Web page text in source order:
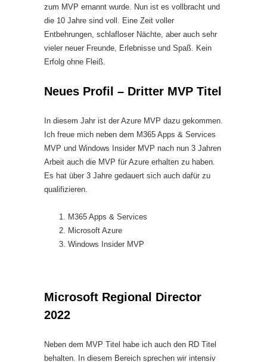
zum MVP ernannt wurde. Nun ist es vollbracht und
die 10 Jahre sind voll. Eine Zeit voller
Entbehrungen, schlafloser Nächte, aber auch sehr
vieler neuer Freunde, Erlebnisse und Spaß. Kein
Erfolg ohne Fleiß.
Neues Profil – Dritter MVP Titel
In diesem Jahr ist der Azure MVP dazu gekommen.
Ich freue mich neben dem M365 Apps & Services
MVP und Windows Insider MVP nach nun 3 Jahren
Arbeit auch die MVP für Azure erhalten zu haben.
Es hat über 3 Jahre gedauert sich auch dafür zu
qualifizieren.
M365 Apps & Services
Microsoft Azure
Windows Insider MVP
Microsoft Regional Director
2022
Neben dem MVP Titel habe ich auch den RD Titel
behalten. In diesem Bereich sprechen wir intensiv